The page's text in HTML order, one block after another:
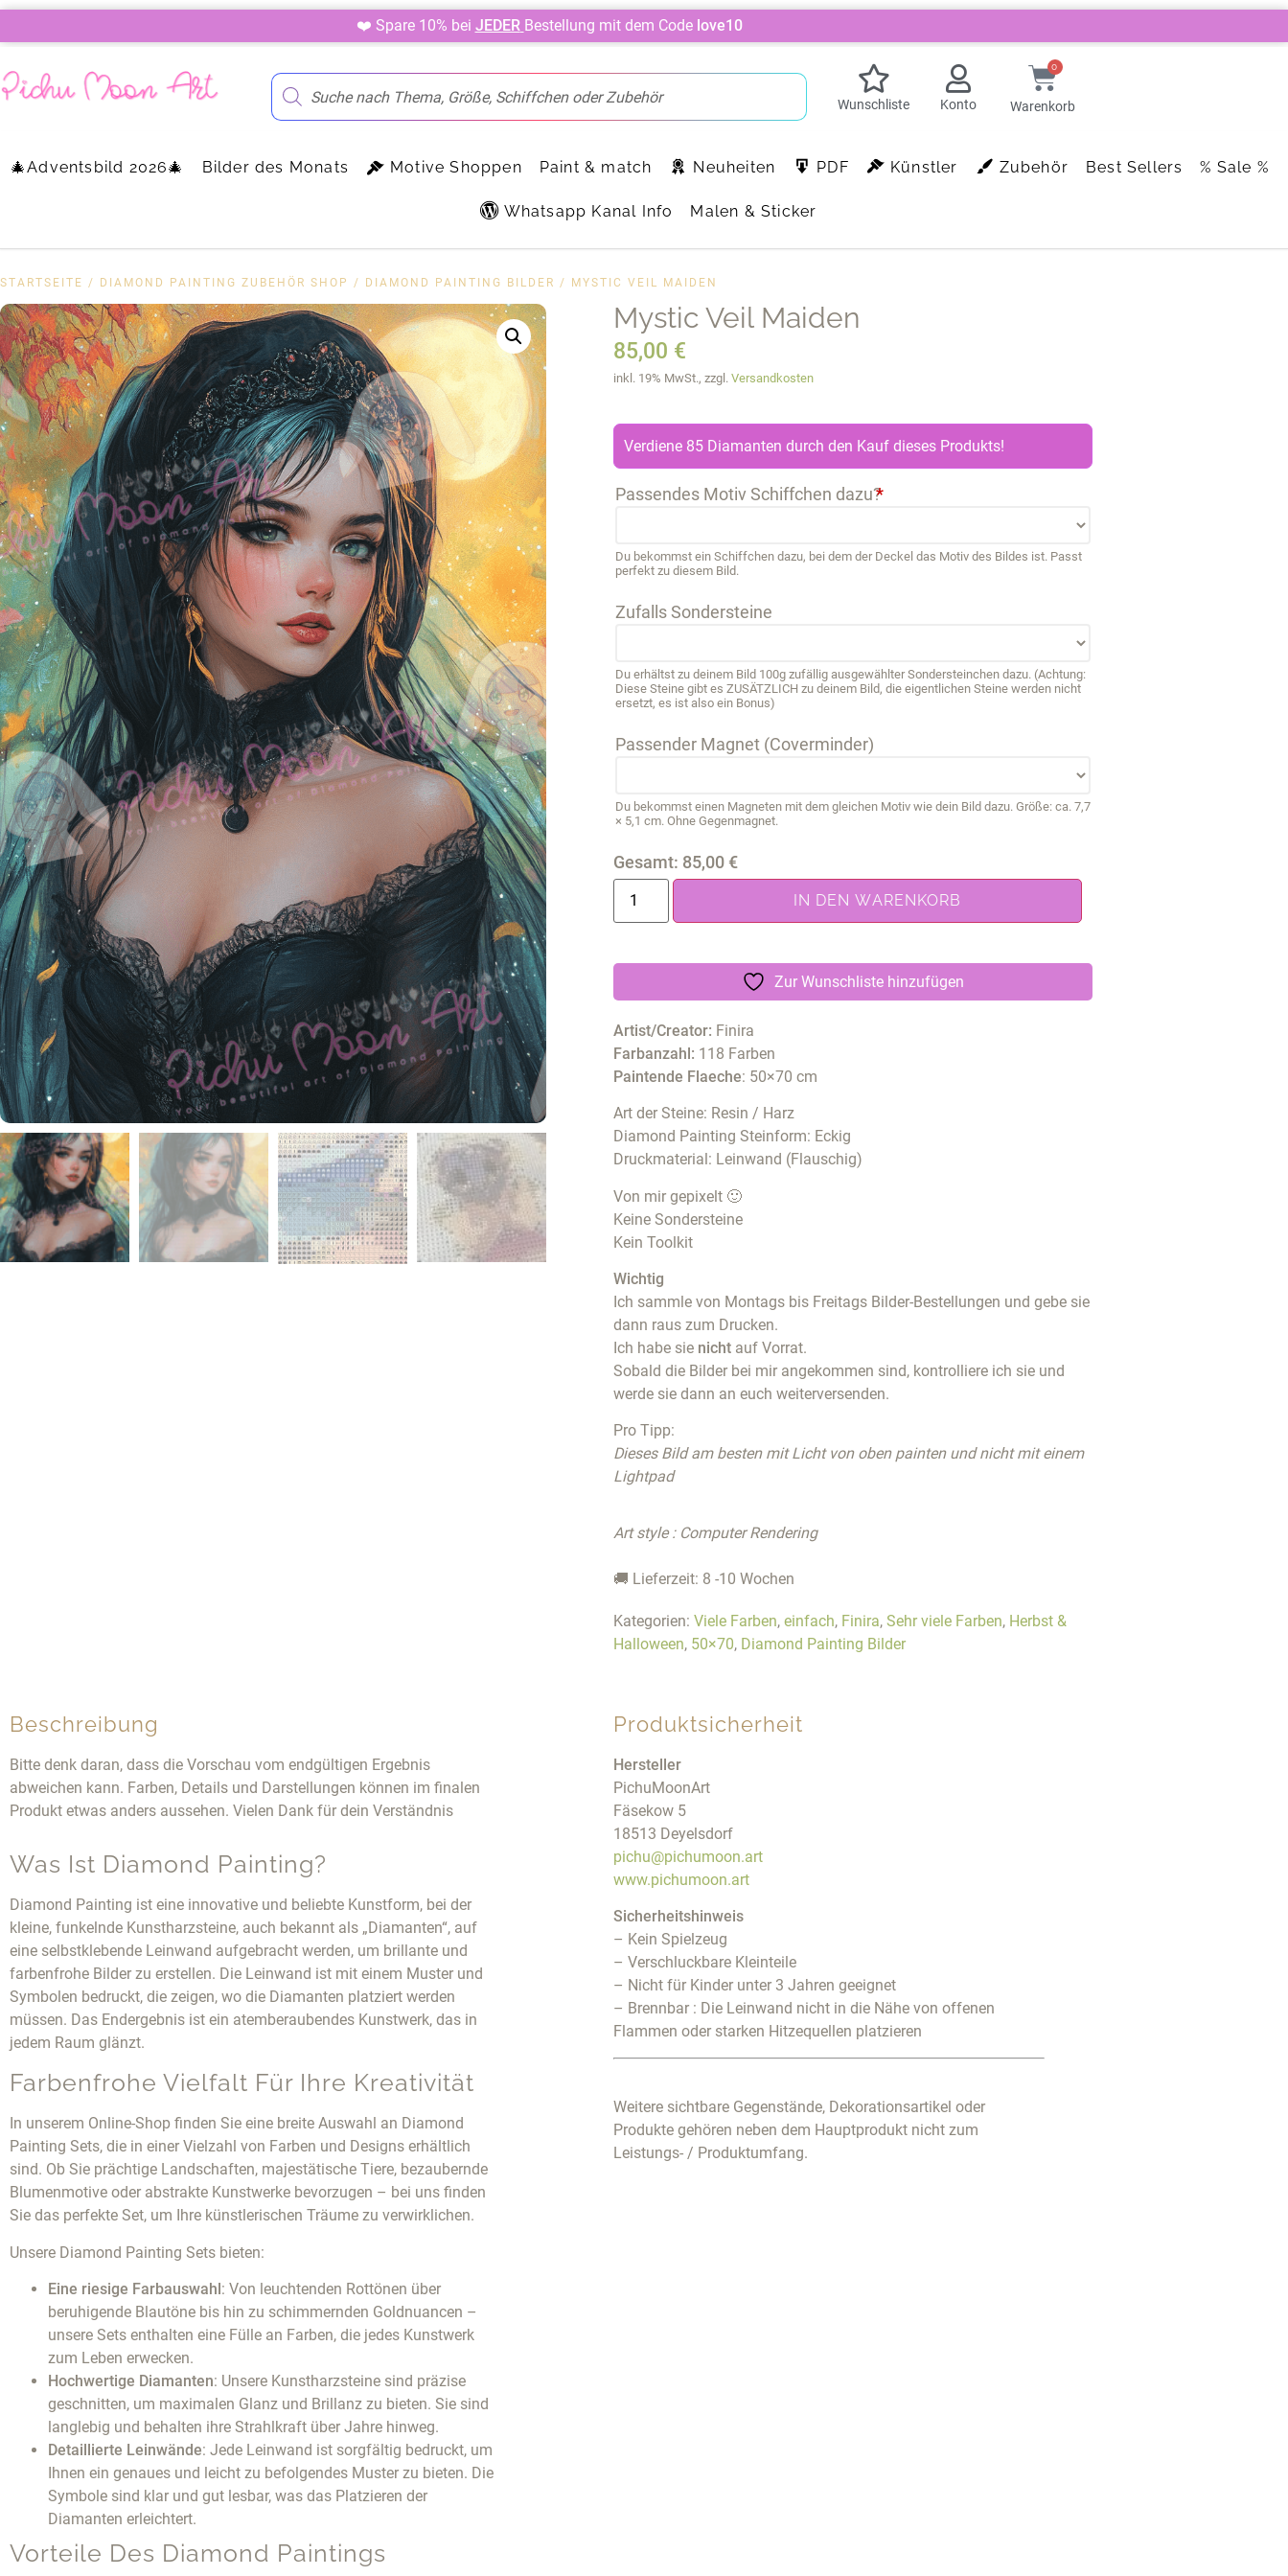
❤️ Spare 10% bei JEDER Bestellung mit dem Code love10
Wunschliste Konto
0
Warenkorb
🎄Adventsbild 2026🎄 Bilder des Monats Motive Shoppen Paint & match Neuheiten PDF Künstler Zubehör Best Sellers % Sale %
Whatsapp Kanal Info Malen & Sticker
STARTSEITE / DIAMOND PAINTING ZUBEHÖR SHOP / DIAMOND PAINTING BILDER / MYSTIC VEIL MAIDEN
Mystic Veil Maiden
85,00 €
inkl. 19% MwSt., zzgl. Versandkosten
Verdiene 85 Diamanten durch den Kauf dieses Produkts!
Passendes Motiv Schiffchen dazu?*
Du bekommst ein Schiffchen dazu, bei dem der Deckel das Motiv des Bildes ist. Passt
perfekt zu diesem Bild.
Zufalls Sondersteine
Du erhältst zu deinem Bild 100g zufällig ausgewählter Sondersteinchen dazu. (Achtung:
Diese Steine gibt es ZUSÄTZLICH zu deinem Bild, die eigentlichen Steine werden nicht
ersetzt, es ist also ein Bonus)
Passender Magnet (Coverminder)
Du bekommst einen Magneten mit dem gleichen Motiv wie dein Bild dazu. Größe: ca. 7,7
× 5,1 cm. Ohne Gegenmagnet.
Gesamt: 85,00 €
IN DEN WARENKORB
Zur Wunschliste hinzufügen
Artist/Creator: Finira
Farbanzahl: 118 Farben
Paintende Flaeche: 50×70 cm
Art der Steine: Resin / Harz
Diamond Painting Steinform: Eckig
Druckmaterial: Leinwand (Flauschig)
Von mir gepixelt 🙂
Keine Sondersteine
Kein Toolkit
Wichtig
Ich sammle von Montags bis Freitags Bilder-Bestellungen und gebe sie
dann raus zum Drucken.
Ich habe sie nicht auf Vorrat.
Sobald die Bilder bei mir angekommen sind, kontrolliere ich sie und
werde sie dann an euch weiterversenden.
Pro Tipp:
Dieses Bild am besten mit Licht von oben painten und nicht mit einem
Lightpad
Art style : Computer Rendering
🚚 Lieferzeit: 8 -10 Wochen
Kategorien: Viele Farben, einfach, Finira, Sehr viele Farben, Herbst &
Halloween, 50×70, Diamond Painting Bilder
Beschreibung
Bitte denk daran, dass die Vorschau vom endgültigen Ergebnis
abweichen kann. Farben, Details und Darstellungen können im finalen
Produkt etwas anders aussehen. Vielen Dank für dein Verständnis
Was Ist Diamond Painting?
Diamond Painting ist eine innovative und beliebte Kunstform, bei der
kleine, funkelnde Kunstharzsteine, auch bekannt als „Diamanten“, auf
eine selbstklebende Leinwand aufgebracht werden, um brillante und
farbenfrohe Bilder zu erstellen. Die Leinwand ist mit einem Muster und
Symbolen bedruckt, die zeigen, wo die Diamanten platziert werden
müssen. Das Endergebnis ist ein atemberaubendes Kunstwerk, das in
jedem Raum glänzt.
Farbenfrohe Vielfalt Für Ihre Kreativität
In unserem Online-Shop finden Sie eine breite Auswahl an Diamond
Painting Sets, die in einer Vielzahl von Farben und Designs erhältlich
sind. Ob Sie prächtige Landschaften, majestätische Tiere, bezaubernde
Blumenmotive oder abstrakte Kunstwerke bevorzugen – bei uns finden
Sie das perfekte Set, um Ihre künstlerischen Träume zu verwirklichen.
Unsere Diamond Painting Sets bieten:
Eine riesige Farbauswahl: Von leuchtenden Rottönen über
beruhigende Blautöne bis hin zu schimmernden Goldnuancen –
unsere Sets enthalten eine Fülle an Farben, die jedes Kunstwerk
zum Leben erwecken.
Hochwertige Diamanten: Unsere Kunstharzsteine sind präzise
geschnitten, um maximalen Glanz und Brillanz zu bieten. Sie sind
langlebig und behalten ihre Strahlkraft über Jahre hinweg.
Detaillierte Leinwände: Jede Leinwand ist sorgfältig bedruckt, um
Ihnen ein genaues und leicht zu befolgendes Muster zu bieten. Die
Symbole sind klar und gut lesbar, was das Platzieren der
Diamanten erleichtert.
Vorteile Des Diamond Paintings
Produktsicherheit
Hersteller
PichuMoonArt
Fäsekow 5
18513 Deyelsdorf
pichu@pichumoon.art
www.pichumoon.art
Sicherheitshinweis
– Kein Spielzeug
– Verschluckbare Kleinteile
– Nicht für Kinder unter 3 Jahren geeignet
– Brennbar : Die Leinwand nicht in die Nähe von offenen
Flammen oder starken Hitzequellen platzieren
Weitere sichtbare Gegenstände, Dekorationsartikel oder
Produkte gehören neben dem Hauptprodukt nicht zum
Leistungs- / Produktumfang.